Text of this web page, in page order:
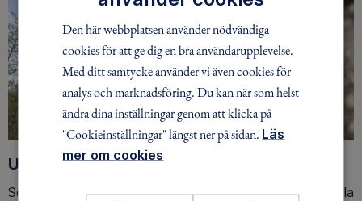
Upptäck nya äventyr
Som medlem har du tillgång till alla våra äventyr, över hela
Den här webbplatsen använder nödvändiga
cookies för att ge dig en bra användarupplevelse.
Med ditt samtycke använder vi även cookies för
analys och marknadsföring. Du kan när som helst
ändra dina inställningar genom att klicka på
"Cookieinställningar" längst ner på sidan. Läs
mer om cookies